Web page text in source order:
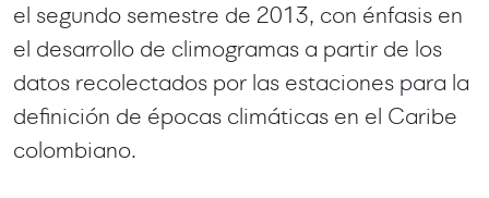
el segundo semestre de 2013, con énfasis en
el desarrollo de climogramas a partir de los
datos recolectados por las estaciones para la
definición de épocas climáticas en el Caribe
colombiano.